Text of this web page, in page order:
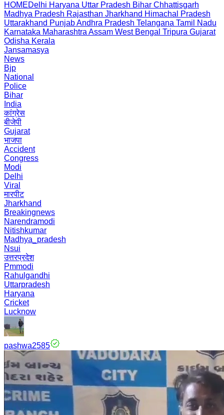
HOMEDelhi Haryana Uttar Pradesh Bihar Chhattisgarh
Madhya Pradesh Rajasthan Jharkhand Himachal Pradesh
Uttarakhand PunjabAndhra Pradesh Telangana Tamil Nadu
Karnataka Maharashtra Assam West Bengal Tripura Gujarat
Odisha Kerala
Jansamasya
News
Bjp
National
Police
Bihar
India
कांग्रेस
बीजेपी
Gujarat
भाजपा
Accident
Congress
Modi
Delhi
Viral
मारपीट
Jharkhand
Breakingnews
Narendramodi
Nitishkumar
Madhya_pradesh
Nsui
उत्तरप्रदेश
Pmmodi
Rahulgandhi
Uttarpradesh
Haryana
Cricket
Lucknow
pashwa2585